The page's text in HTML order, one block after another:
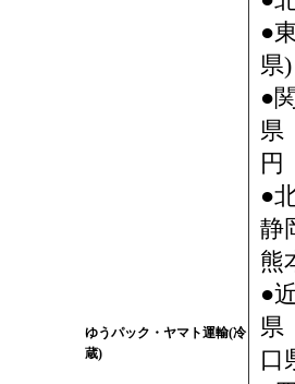
ゆうパック・ヤマト運輸(冷
蔵)
●
県
●
県
円
●
静
熊
●
口